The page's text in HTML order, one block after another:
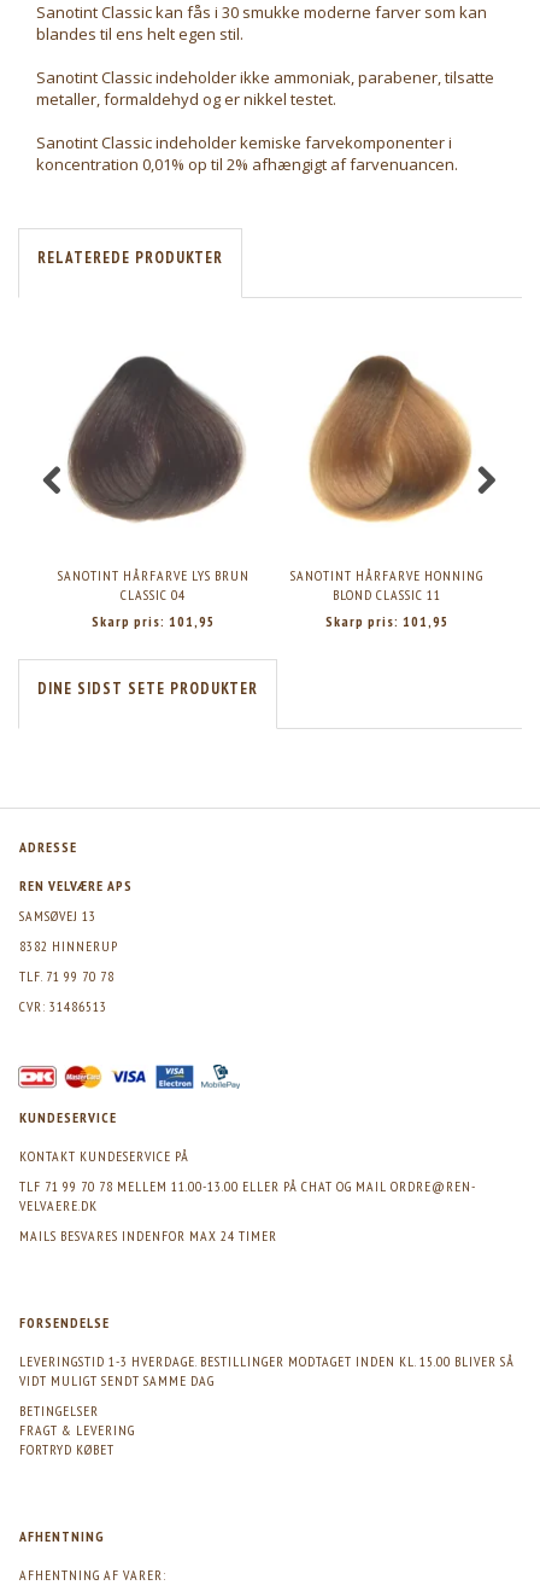
Sanotint Classic kan fås i 30 smukke moderne farver som kan
blandes til ens helt egen stil.
Sanotint Classic indeholder ikke ammoniak, parabener, tilsatte
metaller, formaldehyd og er nikkel testet.
Sanotint Classic indeholder kemiske farvekomponenter i
koncentration 0,01% op til 2% afhængigt af farvenuancen.
RELATEREDE PRODUKTER
SANOTINT HÅRFARVE LYS BRUN
CLASSIC 04
Skarp pris: 101,95
SANOTINT HÅRFARVE HONNING
BLOND CLASSIC 11
Skarp pris: 101,95
DINE SIDST SETE PRODUKTER
ADRESSE
REN VELVÆRE APS
SAMSØVEJ 13
8382 HINNERUP
TLF. 71 99 70 78
CVR: 31486513
KUNDESERVICE
KONTAKT KUNDESERVICE PÅ
TLF 71 99 70 78 MELLEM 11.00-13.00 ELLER PÅ CHAT OG MAIL ORDRE@REN-
VELVAERE.DK
MAILS BESVARES INDENFOR MAX 24 TIMER
FORSENDELSE
LEVERINGSTID 1-3 HVERDAGE. BESTILLINGER MODTAGET INDEN KL. 15.00 BLIVER SÅ
VIDT MULIGT SENDT SAMME DAG
BETINGELSER
FRAGT & LEVERING
FORTRYD KØBET
AFHENTNING
AFHENTNING AF VARER: